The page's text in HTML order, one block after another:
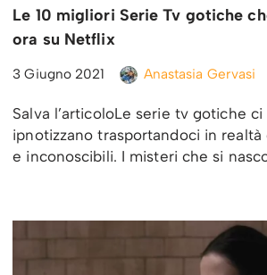
Le 10 migliori Serie Tv gotiche
ora su Netflix
3 Giugno 2021 Anastasia Gervasi
Salva l’articoloLe serie tv gotiche
ipnotizzano trasportandoci in realtà
e inconoscibili. I misteri che si